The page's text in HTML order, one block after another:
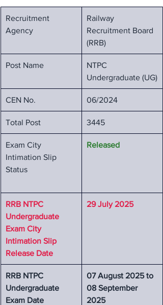
Recruitment
Agency
Railway
Recruitment Board
(RRB)
Post Name
NTPC
Undergraduate (UG)
CEN No. 06/2024
Total Post 3445
Exam City
Intimation Slip
Status
Released
RRB NTPC
Undergraduate
Exam City
Intimation Slip
Release Date
29 July 2025
RRB NTPC
Undergraduate
Exam Date
07 August 2025 to
08 September
2025